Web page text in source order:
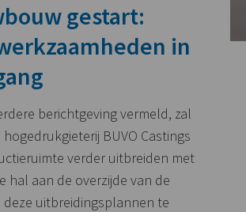
gestart:
in
berichtgeving vermeld, zal
BUVO Castings
verder uitbreiden met
hal aan de overzijde van de
deze uitbreidingsplannen te